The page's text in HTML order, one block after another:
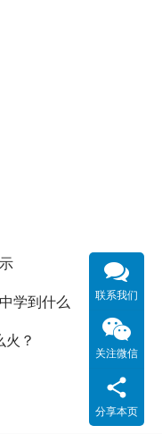
学到什么
？
联系我们
关注微信
分享本页